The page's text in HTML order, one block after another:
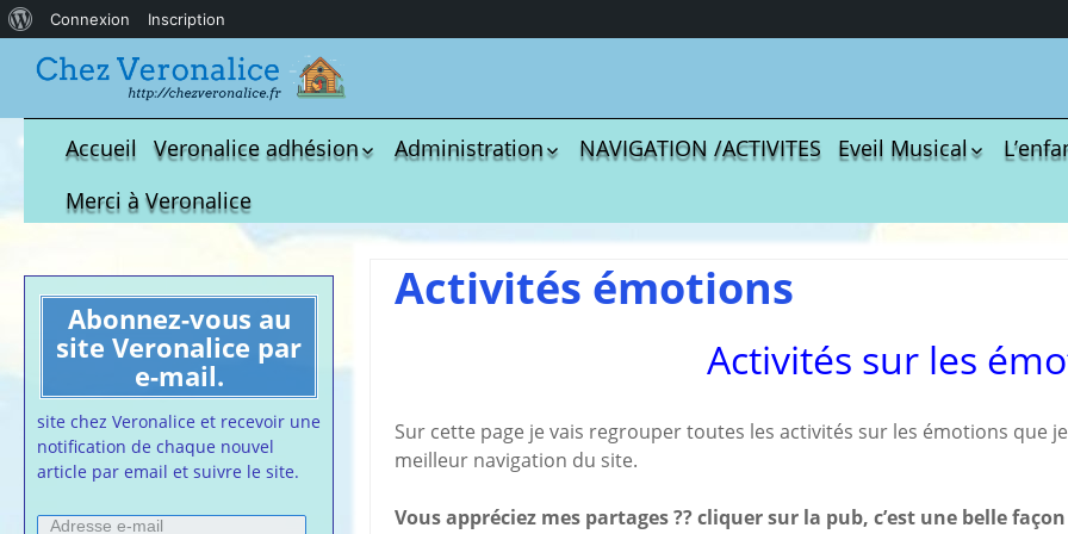
Accueil
Veronalice adhésion
Qui est-elle ?
Adhésion demandes
Administration
S.M.I.C et Cotisations
Convention
calendrier des
Vaccination
Cartes de visites
NAVIGATION /ACTIVITES
Eveil Musical
Comptines à gestes
adultes
La
Les
La
Merci à Veronalice
Abonnez-vous au
site Veronalice par
e-mail.
site chez Veronalice et recevoir une
notification de chaque nouvel
article par email et suivre le site.
Adresse
Activités émotions
Activités sur les
Sur cette page je vais regrouper toutes les activités sur les émotions que
meilleur navigation du site.
Vous appréciez mes partages ?? cliquer sur la pub, c’est une belle façon
propos
Connexion Inscription